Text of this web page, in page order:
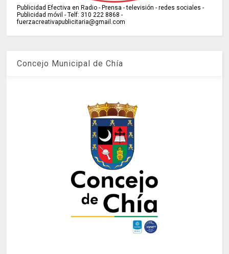
Publicidad Efectiva en Radio - Prensa - televisión - redes sociales -
Publicidad móvil - Telf: 310 222 8868 -
fuerzacreativapublicitaria@gmail.com
Concejo Municipal de Chía